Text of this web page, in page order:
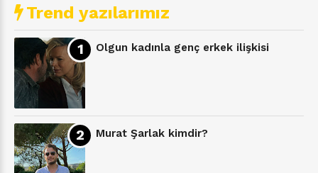
Trend yazılarımız
Olgun kadınla genç erkek ilişkisi
Murat Şarlak kimdir?